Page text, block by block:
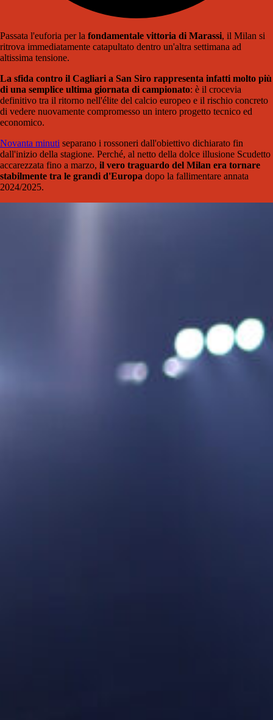
Passata l'euforia per la fondamentale vittoria di Marassi, il Milan si
ritrova immediatamente catapultato dentro un'altra settimana ad
altissima tensione.
La sfida contro il Cagliari a San Siro rappresenta infatti molto più
di una semplice ultima giornata di campionato: è il crocevia
definitivo tra il ritorno nell'élite del calcio europeo e il rischio concreto
di vedere nuovamente compromesso un intero progetto tecnico ed
economico.
Novanta minuti separano i rossoneri dall'obiettivo dichiarato fin
dall'inizio della stagione. Perché, al netto della dolce illusione Scudetto
accarezzata fino a marzo, il vero traguardo del Milan era tornare
stabilmente tra le grandi d'Europa dopo la fallimentare annata
2024/2025.